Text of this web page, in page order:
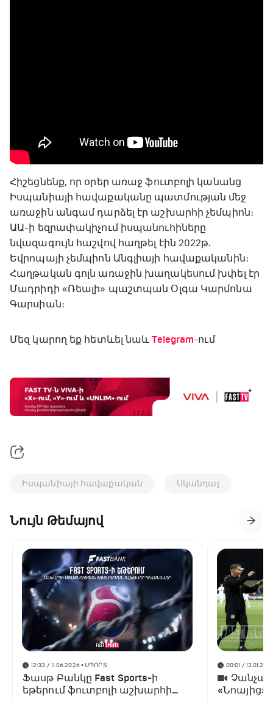
Հիշեցնենք, որ օրեր առաջ ֆուտբոլի կանանց
Իսպանիայի հավաքականը պատմության մեջ
առաջին անգամ դարձել էր աշխարհի չեմպիոն։
ԱԱ-ի եզրափակիչում իսպանուհիները
նվազագույն հաշվով հաղթել էին 2022թ.
Եվրոպայի չեմպիոն Անգլիայի հավաքականին։
Հաղթական գոլն առաջին խաղակեսում խփել էր
Մադրիդի «Ռեալի» պաշտպան Օլգա Կարմոնա
Գարսիան։
Մեզ կարող եք հետևել նաև Telegram-ում
Իսպանիայի հավաքական Սկանդալ
Նույն Թեմայով
12:33 / 11.06.2026• ՍՊՈՐՏ
Ֆասթ Բանկը Fast Sports-ի
եթերում ֆուտբոլի աշխարհի
00:01 /
«Նոայից»